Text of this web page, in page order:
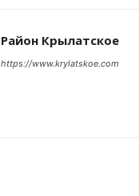
Район Крылатское
https://www.krylatskoe.com